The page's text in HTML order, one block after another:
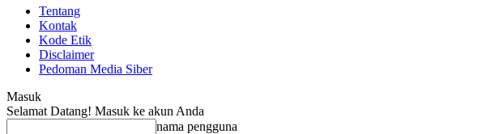
Tentang
Kontak
Kode Etik
Disclaimer
Pedoman Media Siber
Masuk
Selamat Datang! Masuk ke akun Anda
nama pengguna